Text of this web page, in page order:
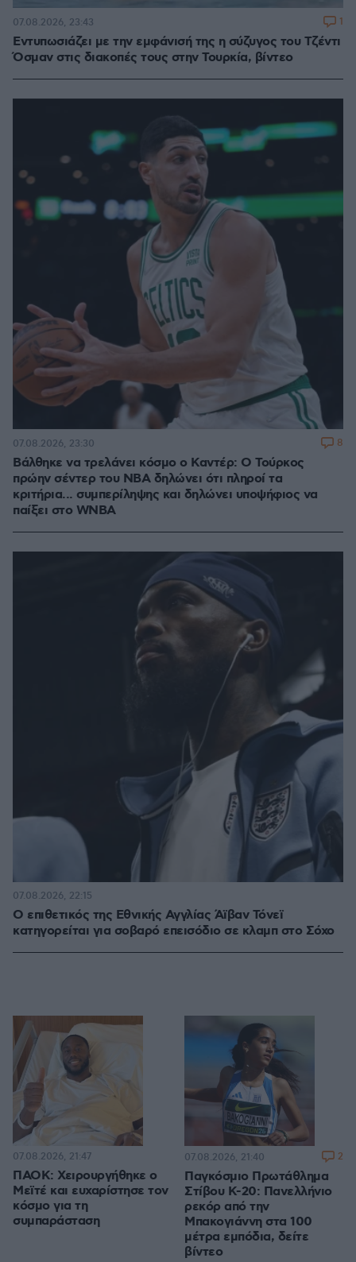
Εντυπωσιάζει με την εμφάνισή της η σύζυγος του Τζέντι
Όσμαν στις διακοπές τους στην Τουρκία, βίντεο
07.08.2026, 23:43 1
Βάλθηκε να τρελάνει κόσμο ο Καντέρ: Ο Τούρκος
πρώην σέντερ του NBA δηλώνει ότι πληροί τα
κριτήρια... συμπερίληψης και δηλώνει υποψήφιος να
παίξει στο WNBA
07.08.2026, 23:30 8
Ο επιθετικός της Εθνικής Αγγλίας Άϊβαν Τόνεϊ
κατηγορείται για σοβαρό επεισόδιο σε κλαμπ στο Σόχο
07.08.2026, 22:15
ΠΑΟΚ: Χειρουργήθηκε ο
Μεϊτέ και ευχαρίστησε τον
κόσμο για τη
συμπαράσταση
07.08.2026, 21:47
Παγκόσμιο Πρωτάθλημα
Στίβου Κ-20: Πανελλήνιο
ρεκόρ από την
Μπακογιάννη στα 100
μέτρα εμπόδια, δείτε
βίντεο
07.08.2026, 21:40 2